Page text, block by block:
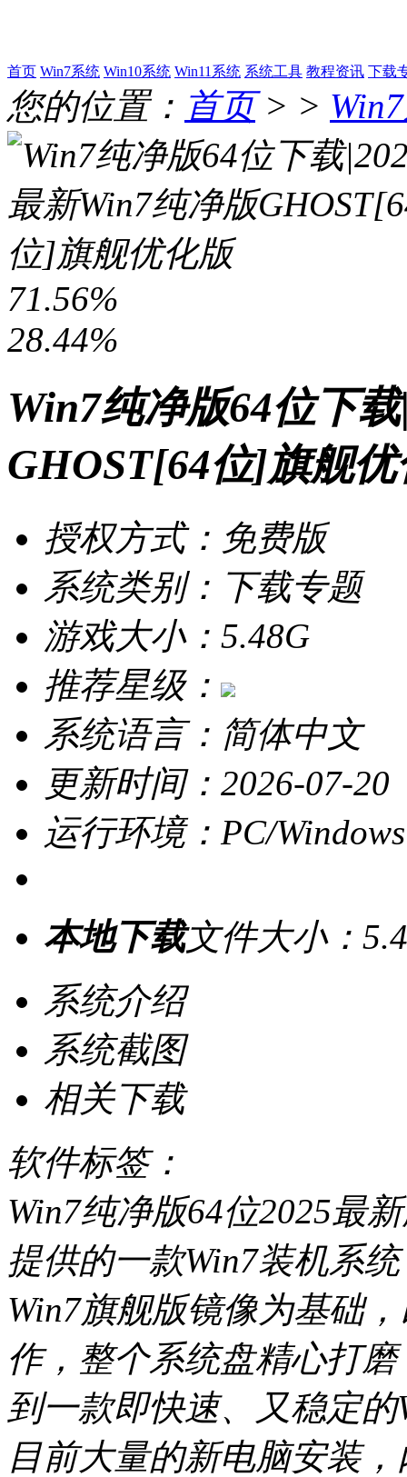
首页 Win7系统 Win10系统 Win11系统 系统工具 教程资讯 下载
您的位置： 首页> >
71.56%
28.44%
Win7纯净版64位下
GHOST[64位]旗舰
授权方式：免费版
系统类别：下载专题
游戏大小：5.48G
推荐星级：
系统语言：简体中文
更新时间：2026-07-20
运行环境：PC/Windows
本地下载文件大小：
系统介绍
系统截图
相关下载
软件标签：
Win7纯净版64位2025最
提供的一款Win7装机系
Win7旗舰版镜像为基础
作，整个系统盘精心打
到一款即快速、又稳定
目前大量的新电脑安装，